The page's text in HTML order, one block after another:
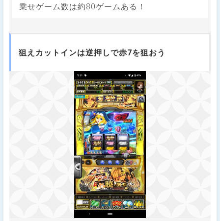
乗せゲーム数は約80ゲームある！
狙えカットインは逆押しで赤7を狙おう